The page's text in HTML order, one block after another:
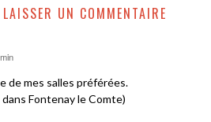
LAISSER UN COMMENTAIRE
de mes salles préférées.
dans Fontenay le Comte)